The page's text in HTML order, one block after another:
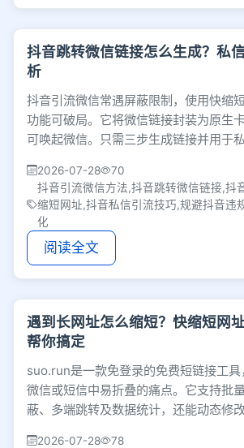
抖音跳转微信链接怎么生成？私
析
抖音引流微信常遇屏蔽限制，使用快缩
功能可破局。它将微信链接封装为原生
可唤起微信。只需三步生成链接并用于
2026-07-28
70
抖音引流微信方法,抖音跳转微信链接,抖
缩短网址,抖音私信引流技巧,规避抖音违
化
阅读全文
遇到长网址怎么缩短？快缩短网
帮你搞定
suo.run是一款免登录的免费短链接工
微信或短信中易折叠的痛点。它支持批
蔽、多端跳转及数据统计，还能动态修
2026-07-28
78